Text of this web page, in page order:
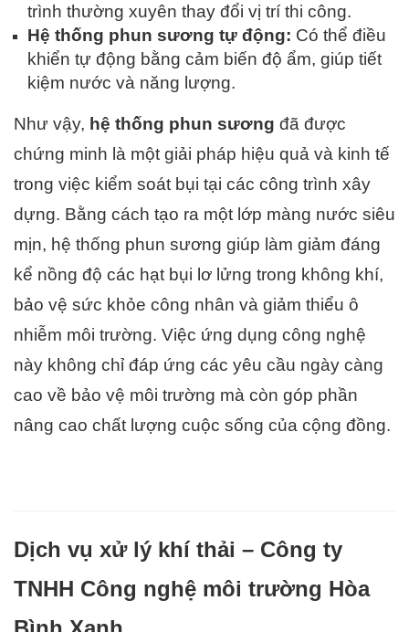
trình thường xuyên thay đổi vị trí thi công.
Hệ thống phun sương tự động: Có thể điều
khiển tự động bằng cảm biến độ ẩm, giúp tiết
kiệm nước và năng lượng.
Như vậy, hệ thống phun sương đã được
chứng minh là một giải pháp hiệu quả và kinh tế
trong việc kiểm soát bụi tại các công trình xây
dựng. Bằng cách tạo ra một lớp màng nước siêu
mịn, hệ thống phun sương giúp làm giảm đáng
kể nồng độ các hạt bụi lơ lửng trong không khí,
bảo vệ sức khỏe công nhân và giảm thiểu ô
nhiễm môi trường. Việc ứng dụng công nghệ
này không chỉ đáp ứng các yêu cầu ngày càng
cao về bảo vệ môi trường mà còn góp phần
nâng cao chất lượng cuộc sống của cộng đồng.
Dịch vụ xử lý khí thải – Công ty
TNHH Công nghệ môi trường Hòa